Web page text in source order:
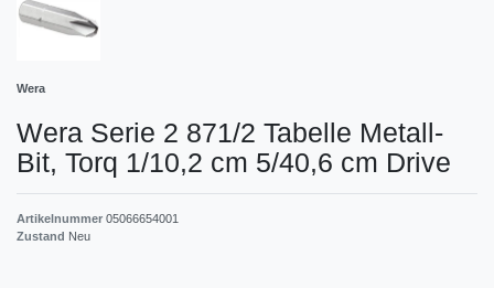
Wera
Wera Serie 2 871/2 Tabelle Metall-
Bit, Torq 1/10,2 cm 5/40,6 cm Drive
Artikelnummer 05066654001
Zustand Neu